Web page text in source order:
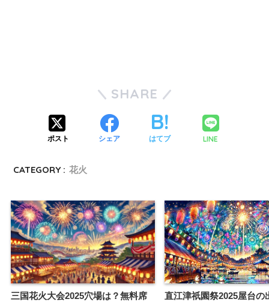
SHARE
ポスト シェア はてブ LINE
CATEGORY : 花火
三国花火大会2025穴場は？無料席
直江津祇園祭2025屋台の